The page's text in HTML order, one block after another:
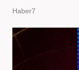
Haber7